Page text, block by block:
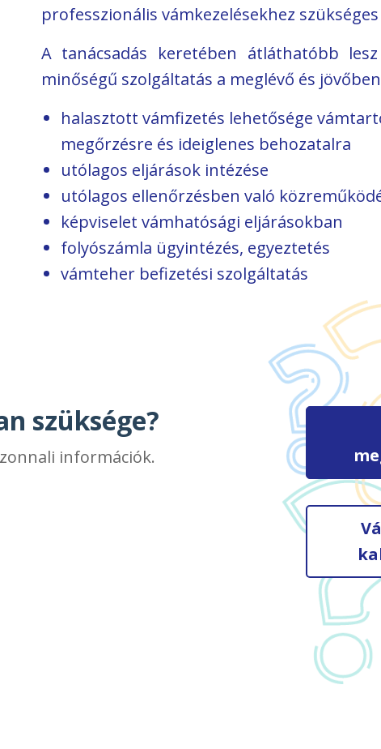
professzionális vámkezelésekhez
A tanácsadás keretében átláthatóbb
minőségű szolgáltatás a meglévő és
halasztott vámfizetés lehetősége
megőrzésre és ideiglenes behozatalra
utólagos eljárások intézése
utólagos ellenőrzésben való
képviselet vámhatósági eljárásokban
folyószámla ügyintézés, egyeztetés
vámteher befizetési szolgáltatás
szüksége?
információk.
dokumentumok Vámteher